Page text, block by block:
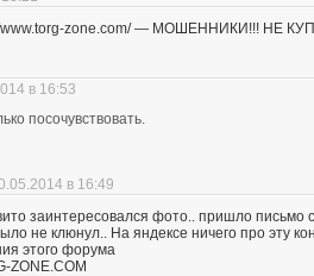
zone.com/ — МОШЕННИКИ!!! НЕ
в 16:53
посочувствовать.
в 16:49
заинтересовался фото.. пришло
не клюнул.. На яндексе ничего про
этого форума
ZONE.COM